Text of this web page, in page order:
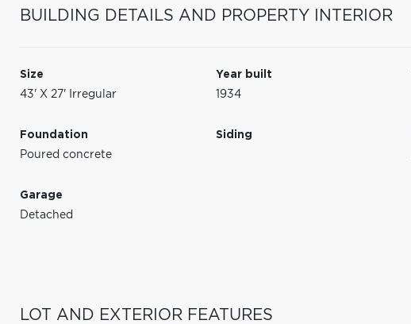
BUILDING DETAILS AND PROPERTY INTERIOR
Size
43' X 27' Irregular
Year built
1934
Foundation
Poured concrete
Siding
Garage
Detached
LOT AND EXTERIOR FEATURES